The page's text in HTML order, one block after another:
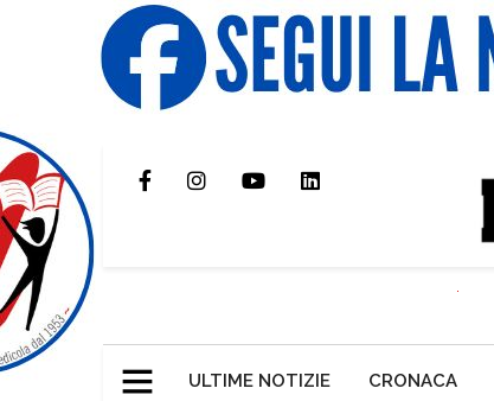
ULTIME NOTIZIE CRONACA